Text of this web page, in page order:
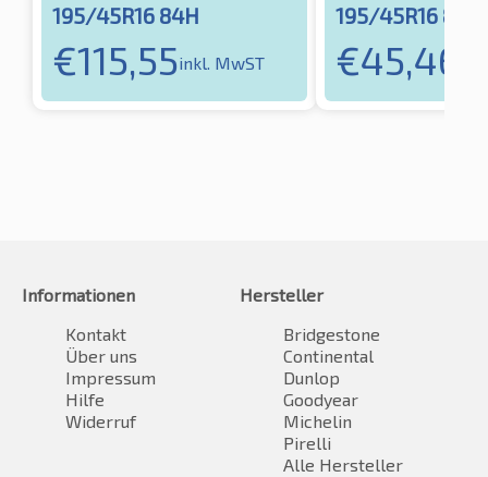
195/45R16 84H
€115,55inkl. MwST
195/45R16 84H
€45,46
Informationen
Kontakt
Über uns
Impressum
Hilfe
Widerruf
Hersteller
Bridgestone
Continental
Dunlop
Goodyear
Michelin
Pirelli
Alle Hersteller